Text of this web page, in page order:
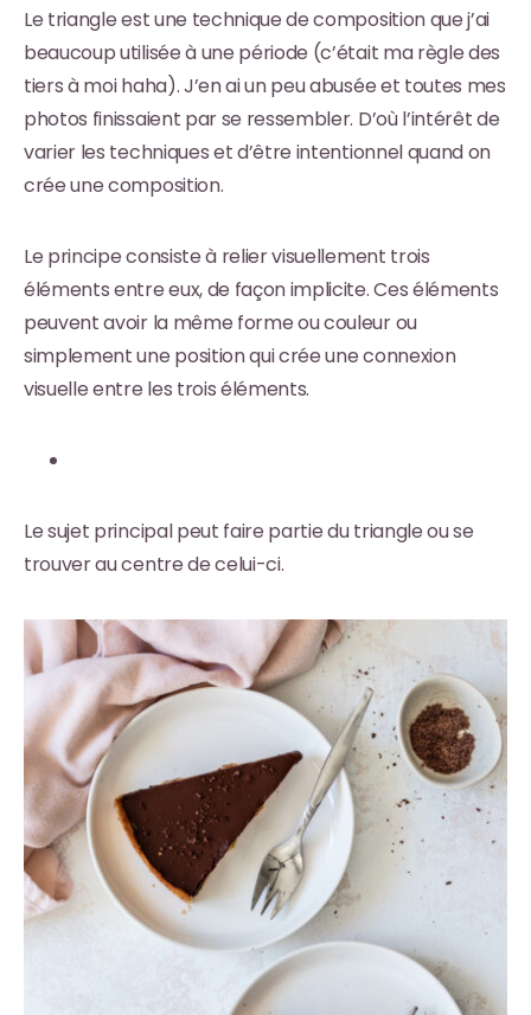
Le triangle est une technique de composition que j’ai
beaucoup utilisée à une période (c’était ma règle des
tiers à moi haha). J’en ai un peu abusée et toutes mes
photos finissaient par se ressembler. D’où l’intérêt de
varier les techniques et d’être intentionnel quand on
crée une composition.
Le principe consiste à relier visuellement trois
éléments entre eux, de façon implicite. Ces éléments
peuvent avoir la même forme ou couleur ou
simplement une position qui crée une connexion
visuelle entre les trois éléments.
Le sujet principal peut faire partie du triangle ou se
trouver au centre de celui-ci.